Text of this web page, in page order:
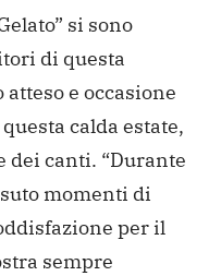
si sono
di questa
e occasione
calda estate,
dei canti. “Durante
momenti di
per il
sempre